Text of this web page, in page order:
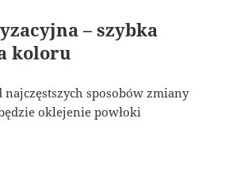
– szybka
koloru
sposobów zmiany
oklejenie powłoki